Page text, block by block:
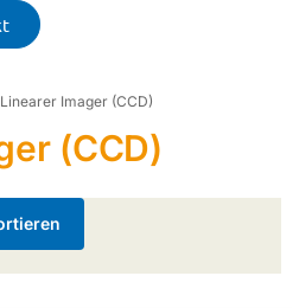
Linearer Imager (CCD)
(CCD)